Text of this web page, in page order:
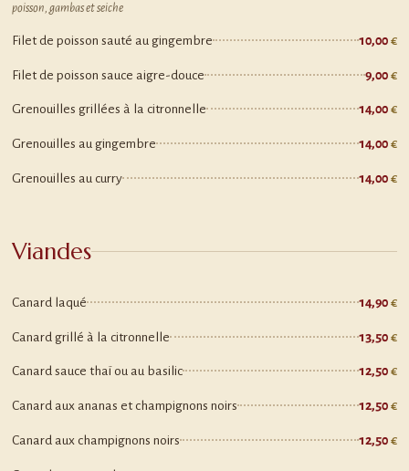
poisson, gambas et seiche
Filet de poisson sauté au gingembre 10,00
Filet de poisson sauce aigre-douce 9,00
Grenouilles grillées à la citronnelle 14,00
Grenouilles au gingembre 14,00
Grenouilles au curry 14,00
Viandes
Canard laqué 14,90
Canard grillé à la citronnelle 13,50
Canard sauce thaï ou au basilic 12,50
Canard aux ananas et champignons noirs 12,50
Canard aux champignons noirs 12,50